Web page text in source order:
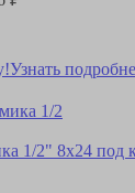
Узнать
1/2" 8х24 под